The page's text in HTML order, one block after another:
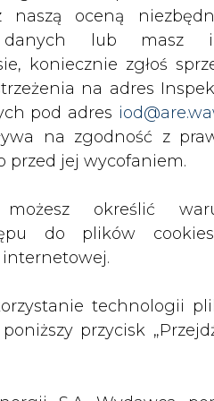
oceną
danych lub masz
koniecznie zgłoś
na adres
pod adres
na zgodność z
przed jej wycofaniem.
określić
do plików
technologii
przycisk
został
realizację strategii,
Podkreśla też, że
do sezonu
- stwierdził P. Sztura.
Wydawca portalu CIRE zgadza się na
szkoleń treningowych LLM.